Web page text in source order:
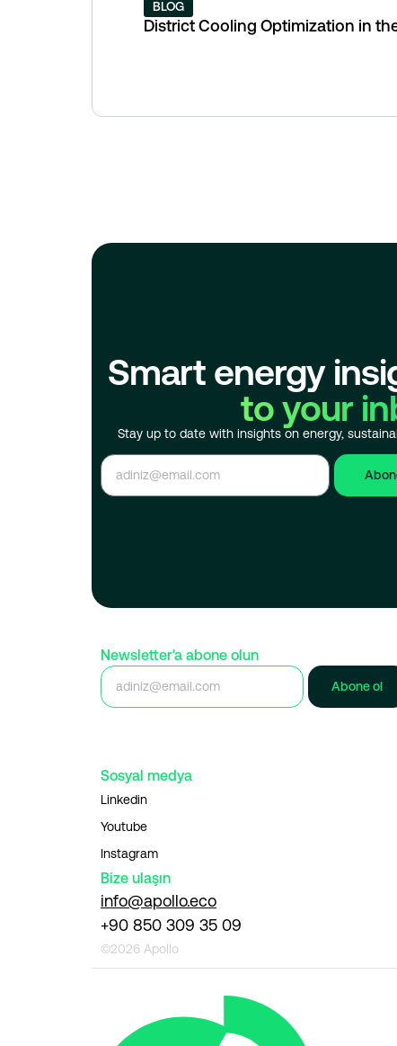
BLOG
District Cooling Optimization in
Smart energy
to your
Stay up to date with insights on energy,
Newsletter'a abone olun
Abone ol
Sosyal medya
Linkedin
Youtube
Instagram
Bize ulaşın
info@apollo.eco
+90 850 309 35 09
©2026 Apollo